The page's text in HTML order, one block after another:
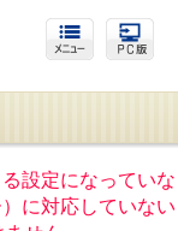
設定になっていな
に対応していない